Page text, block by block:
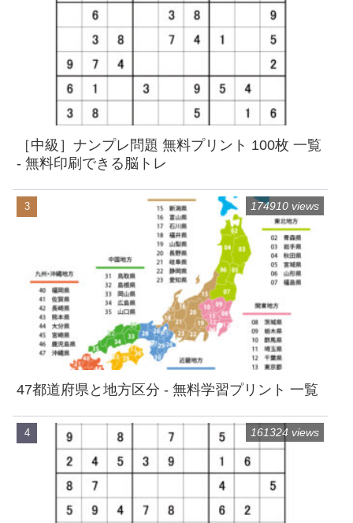
［中級］ナンプレ問題 無料プリント 100枚 一覧
- 無料印刷できる脳トレ
47都道府県と地方区分 - 無料学習プリント 一覧
174910 views
161324 views